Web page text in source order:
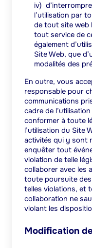
iv)
l’utilisation par
de tout site web
tout service de
également
Site Web, que
modalités des
En outre, vous
responsable pour
communications
cadre de
conformer à toute
l’utilisation du Site
activités qui y sont
enquêter tout
violation de telle
collaborer avec les
toute poursuite
telles violations, et
collaboration ne
violant les
Modification